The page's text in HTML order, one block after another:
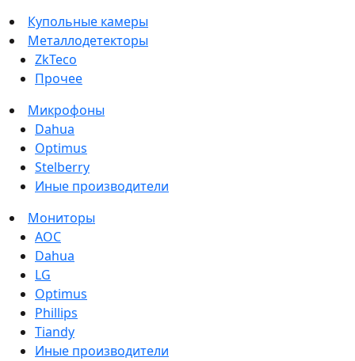
Купольные камеры
Металлодетекторы
ZkTeco
Прочее
Микрофоны
Dahua
Optimus
Stelberry
Иные производители
Мониторы
AOC
Dahua
LG
Optimus
Phillips
Tiandy
Иные производители